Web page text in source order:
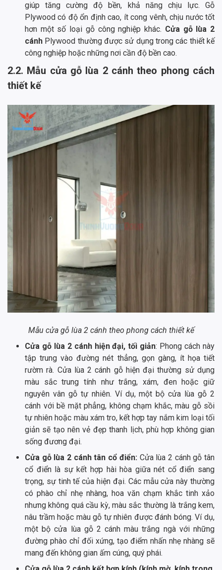
giúp tăng cường độ bền, khả năng chịu lực. Gỗ
Plywood có độ ổn định cao, ít cong vênh, chịu nước tốt
hơn một số loại gỗ công nghiệp khác. Cửa gỗ lùa 2
cánh Plywood thường được sử dụng trong các thiết kế
công nghiệp hoặc những nơi cần độ bền cao.
2.2. Mẫu cửa gỗ lùa 2 cánh theo phong cách
thiết kế
Mẫu cửa gỗ lùa 2 cánh theo phong cách thiết kế
Cửa gỗ lùa 2 cánh hiện đại, tối giản: Phong cách này
tập trung vào đường nét thẳng, gọn gàng, ít họa tiết
rườm rà. Cửa lùa 2 cánh gỗ hiện đại thường sử dụng
màu sắc trung tính như trắng, xám, đen hoặc giữ
nguyên vân gỗ tự nhiên. Ví dụ, một bộ cửa lùa gỗ 2
cánh với bề mặt phẳng, không chạm khắc, màu gỗ sồi
tự nhiên hoặc màu xám tro, kết hợp tay nắm kim loại tối
giản sẽ tạo nên vẻ đẹp thanh lịch, phù hợp không gian
sống đương đại.
Cửa gỗ lùa 2 cánh tân cổ điển:Cửa lùa 2 cánh gỗ tân
cổ điển là sự kết hợp hài hòa giữa nét cổ điển sang
trọng, sự tinh tế của hiện đại. Các mẫu cửa này thường
có phào chỉ nhẹ nhàng, hoa văn chạm khắc tinh xảo
nhưng không quá cầu kỳ, màu sắc thường là trắng kem,
nâu trầm hoặc màu gỗ tự nhiên được đánh bóng. Ví dụ,
một bộ cửa lùa gỗ 2 cánh màu trắng ngà với những
đường phào chỉ đối xứng, tạo điểm nhấn nhẹ nhàng sẽ
mang đến không gian ấm cúng, quý phái.